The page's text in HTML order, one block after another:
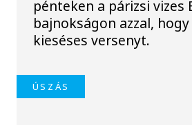
pénteken a párizsi vizes
bajnokságon azzal,
kieséses versenyt.
ÚSZÁS